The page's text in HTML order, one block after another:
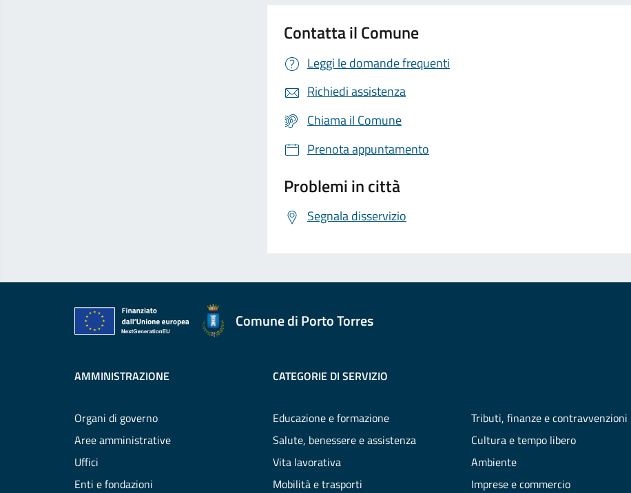
Contatta il Comune
Leggi le domande frequenti
Richiedi assistenza
Chiama il Comune
Prenota appuntamento
Problemi in città
Segnala disservizio
Comune di Porto Torres
AMMINISTRAZIONE
Organi di governo
Aree amministrative
Uffici
Enti e fondazioni
CATEGORIE DI SERVIZIO
Educazione e formazione
Salute, benessere e assistenza
Vita lavorativa
Mobilità e trasporti
Tributi, finanze e contravvenzioni
Cultura e tempo libero
Ambiente
Imprese e commercio